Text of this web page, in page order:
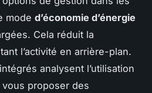
mode d’économie d’énergie
Cela réduit la
l’activité en arrière-plan.
analysent l’utilisation
proposer des